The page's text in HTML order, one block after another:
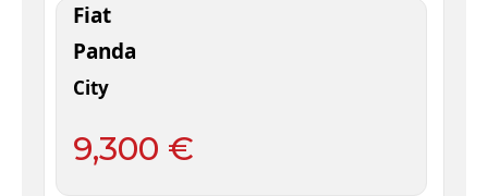
Fiat
Panda
City
9,300 €